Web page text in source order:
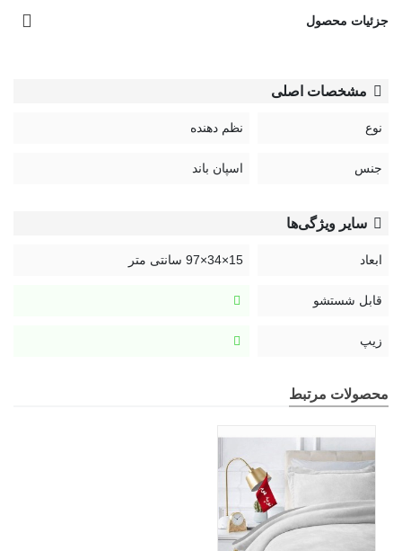
جزئیات محصول
مشخصات اصلی
نوع نظم دهنده
جنس اسپان باند
سایر ویژگی‌ها
ابعاد 15×34×97 سانتی متر
قابل شستشو
زیپ
محصولات مرتبط